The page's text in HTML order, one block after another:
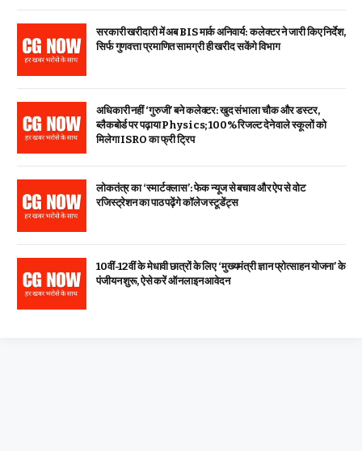
सरकारी खरीदारी में अब BIS मार्क अनिवार्य: कलेक्टर ने जारी किए निर्देश,
सिर्फ गुणवत्ता प्रमाणित सामग्री ही खरीद सकेंगे विभाग
अधिकारी नहीं ‘गुरुजी’ बने कलेक्टर: खुद संभाला चौक और डस्टर,
ब्लैकबोर्ड पर पढ़ाया Physics; 100% रिजल्ट देने वाले स्कूलों को
मिलेगा ISRO का फ्री ट्रिप
लोकतंत्र का ‘स्मार्ट क्लास’: फेक न्यूज से बचाव और ऐप से वोट
रजिस्ट्रेशन का पाठ पढ़ेंगे कॉलेज स्टूडेंट्स
10वीं-12वीं के मेधावी छात्रों के लिए ‘मुख्यमंत्री ज्ञान प्रोत्साहन योजना’ के
पंजीयन शुरू, ऐसे करें ऑनलाइन आवेदन